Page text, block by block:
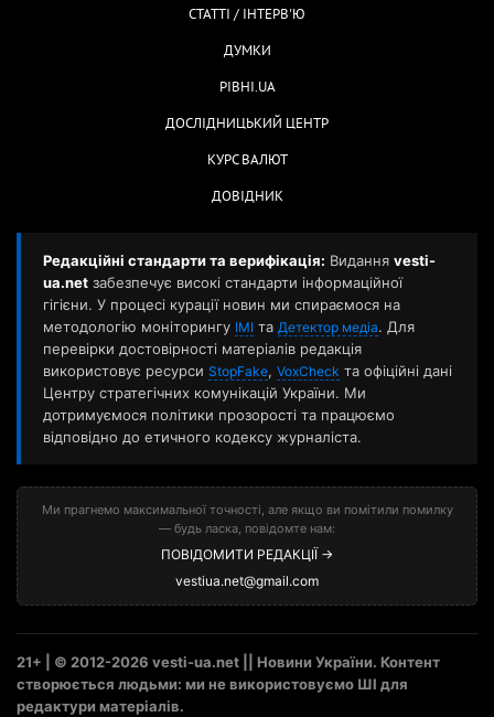
СТАТТІ / ІНТЕРВ'Ю
ДУМКИ
РІВНІ.UA
ДОСЛІДНИЦЬКИЙ ЦЕНТР
КУРС ВАЛЮТ
ДОВІДНИК
Редакційні стандарти та верифікація: Видання vesti-
ua.net забезпечує високі стандарти інформаційної
гігієни. У процесі курації новин ми спираємося на
методологію моніторингу ІМІ та Детектор медіа. Для
перевірки достовірності матеріалів редакція
використовує ресурси StopFake, VoxCheck та офіційні дані
Центру стратегічних комунікацій України. Ми
дотримуємося політики прозорості та працюємо
відповідно до етичного кодексу журналіста.
Ми прагнемо максимальної точності, але якщо ви помітили помилку
— будь ласка, повідомте нам:
ПОВІДОМИТИ РЕДАКЦІЇ →
vestiua.net@gmail.com
21+ | © 2012-2026 vesti-ua.net || Новини України. Контент
створюється людьми: ми не використовуємо ШІ для
редактури матеріалів.